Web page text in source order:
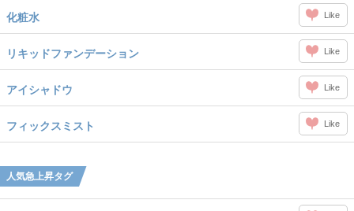
化粧水 Like
リキッドファンデーション Like
アイシャドウ Like
フィックスミスト Like
人気急上昇タグ